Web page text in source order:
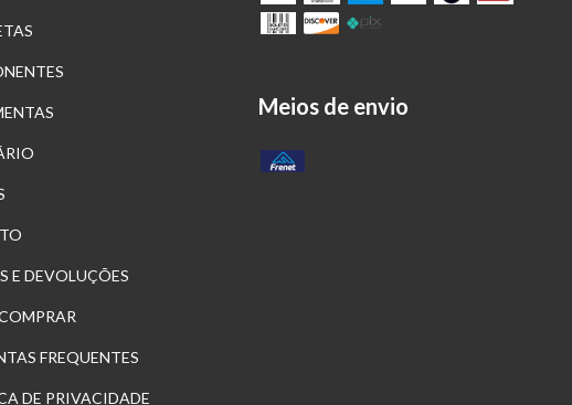
E DEVOLUÇÕES
FREQUENTES
DE PRIVACIDADE
Meios de envio